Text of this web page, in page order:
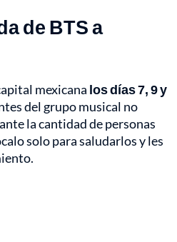
de BTS a
mexicana los días 7, 9 y
del grupo musical no
la cantidad de personas
solo para saludarlos y les